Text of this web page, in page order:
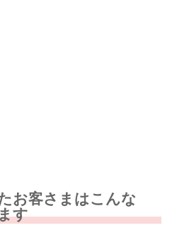
お客さまはこんな
す